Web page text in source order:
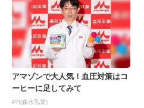
アマゾンで大人気！血圧対策はコ
ーヒーに足してみて
PR(森永乳業)